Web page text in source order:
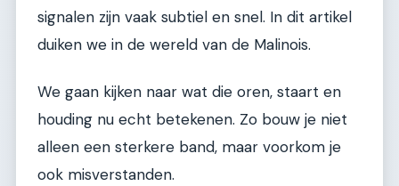
signalen zijn vaak subtiel en snel. In dit artikel
duiken we in de wereld van de Malinois.
We gaan kijken naar wat die oren, staart en
houding nu echt betekenen. Zo bouw je niet
alleen een sterkere band, maar voorkom je
ook misverstanden.